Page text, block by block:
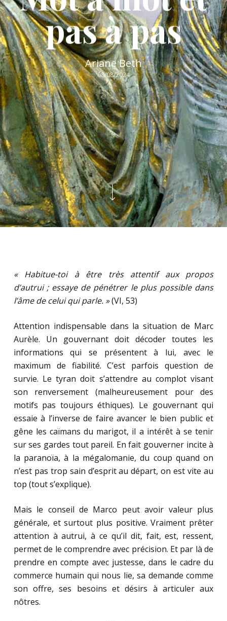
pas à pas
Ariane Beth
08/08/2024
« Habitue-toi à être très attentif aux propos
d’autrui ; essaye de pénétrer le plus possible dans
l’âme de celui qui parle. »(VI, 53)
Attention indispensable dans la situation de Marc
Aurèle. Un gouvernant doit décoder toutes les
informations qui se présentent à lui, avec le
maximum de fiabilité. C’est parfois question de
survie. Le tyran doit s’attendre au complot visant
son renversement (malheureusement pour des
motifs pas toujours éthiques). Le gouvernant qui
essaie à l’inverse de faire avancer le bien public et
gêne les caïmans du marigot, il a intérêt à se tenir
sur ses gardes tout pareil. En fait gouverner incite à
la paranoïa, à la mégalomanie, du coup quand on
n’est pas trop sain d’esprit au départ, on est vite au
top (tout s’explique).
Mais le conseil de Marco peut avoir valeur plus
générale, et surtout plus positive. Vraiment prêter
attention à autrui, à ce qu’il dit, fait, est, ressent,
permet de le comprendre avec précision. Et par là de
prendre en compte avec justesse, dans le cadre du
commerce humain qui nous lie, sa demande comme
son offre, ses besoins et désirs à articuler aux
nôtres.